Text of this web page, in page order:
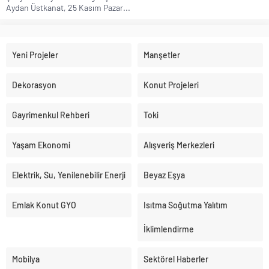
Aydan Üstkanat, 25 Kasım Pazar...
Yeni Projeler Manşetler
Dekorasyon Konut Projeleri
Gayrimenkul Rehberi Toki
Yaşam Ekonomi Alışveriş Merkezleri
Elektrik, Su, Yenilenebilir Enerji Beyaz Eşya
Emlak Konut GYO Isıtma Soğutma Yalıtım
İklimlendirme
Mobilya Sektörel Haberler